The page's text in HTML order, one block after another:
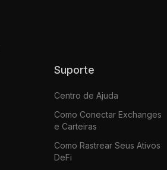
Suporte
Centro de Ajuda
Como Conectar Exchanges
e Carteiras
Como Rastrear Seus Ativos
DeFi